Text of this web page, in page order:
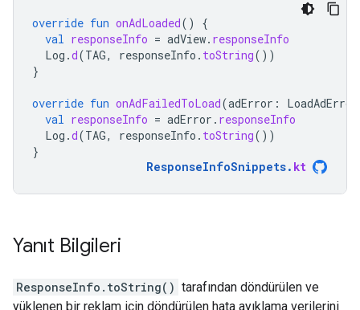
override fun onAdLoaded()
{
val responseInfo = adView. responseInfo
Log .d(TAG, responseInfo . toString())
}
override fun onAdFailedToLoad(adError : LoadAdError
val responseInfo = adError . responseInfo
Log .d(TAG, responseInfo . toString())
}
ResponseInfoSnippets. kt
Yanıt Bilgileri
ResponseInfo.toString() tarafından döndürülen ve
yüklenen bir reklam için döndürülen hata ayıklama verilerini